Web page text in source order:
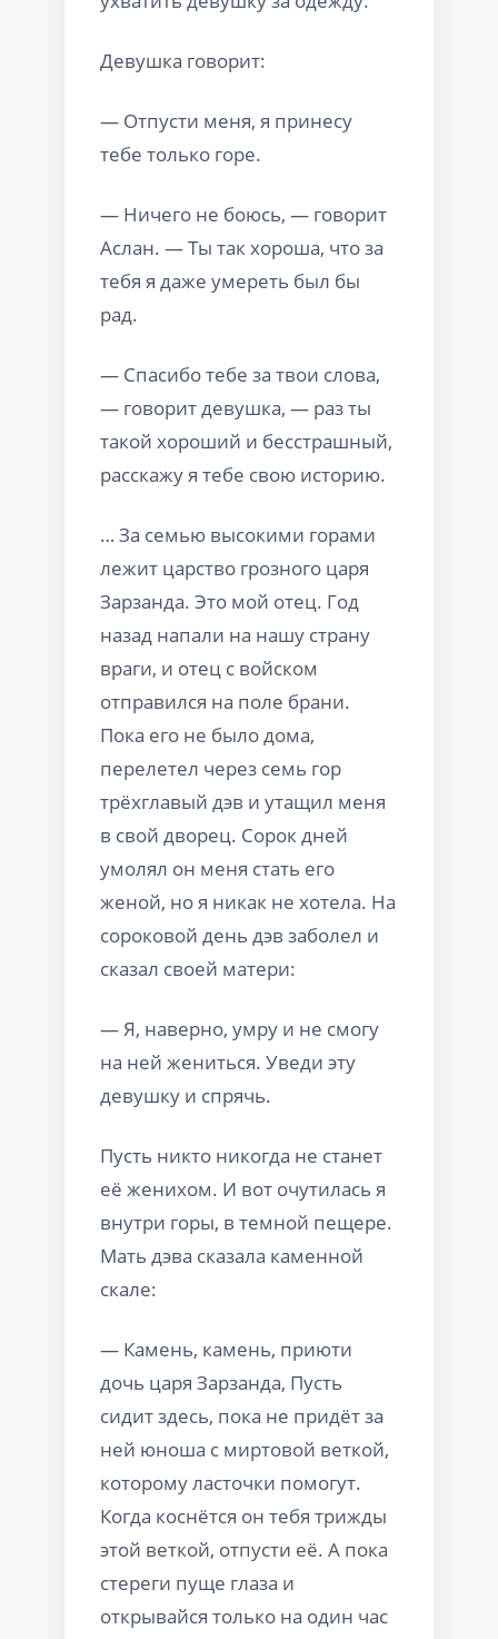
Девушка говорит:
— Отпусти меня, я принесу
тебе только горе.
— Ничего не боюсь, — говорит
Аслан. — Ты так хороша, что за
тебя я даже умереть был бы
рад.
— Спасибо тебе за твои слова,
— говорит девушка, — раз ты
такой хороший и бесстрашный,
расскажу я тебе свою историю.
… За семью высокими горами
лежит царство грозного царя
Зарзанда. Это мой отец. Год
назад напали на нашу страну
враги, и отец с войском
отправился на поле брани.
Пока его не было дома,
перелетел через семь гор
трёхглавый дэв и утащил меня
в свой дворец. Сорок дней
умолял он меня стать его
женой, но я никак не хотела. На
сороковой день дэв заболел и
сказал своей матери:
— Я, наверно, умру и не смогу
на ней жениться. Уведи эту
девушку и спрячь.
Пусть никто никогда не станет
её женихом. И вот очутилась я
внутри горы, в темной пещере.
Мать дэва сказала каменной
скале:
— Камень, камень, приюти
дочь царя Зарзанда, Пусть
сидит здесь, пока не придёт за
ней юноша с миртовой веткой,
которому ласточки помогут.
Когда коснётся он тебя трижды
этой веткой, отпусти её. А пока
стереги пуще глаза и
открывайся только на один час